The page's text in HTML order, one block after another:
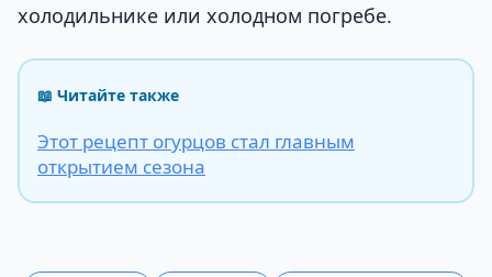
холодильнике или холодном погребе.
📖 Читайте также
Этот рецепт огурцов стал главным
открытием сезона